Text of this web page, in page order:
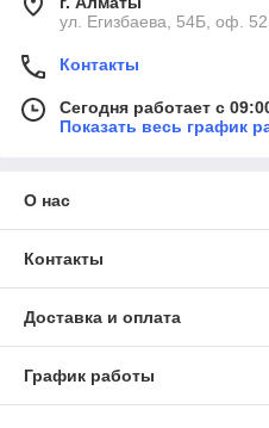
ул. Егизбаева, 54Б, оф.
Контакты
Сегодня работает с
Показать весь график
О нас
Контакты
Доставка и оплата
График работы